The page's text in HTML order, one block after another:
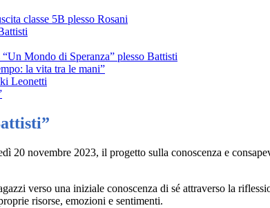
classe 5B plesso Rosani
Mondo di Speranza” plesso Battisti
la vita tra le mani”
Leonetti
20 novembre 2023, il progetto sulla conoscenza e
verso una iniziale conoscenza di sé attraverso la
risorse, emozioni e sentimenti.